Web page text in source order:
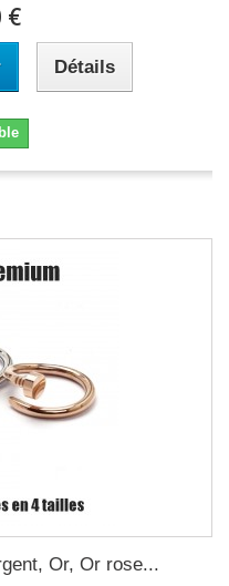
€
Détails
Or, Or rose...